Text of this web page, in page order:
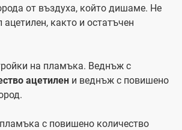
от въздуха, който дишаме. Не
ацетилен, както и остатъчен
на пламъка. Веднъж с
ацетилен и веднъж с повишено
с повишено количество